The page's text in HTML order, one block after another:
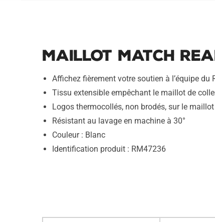
Maillot Match
Affichez fièrement votre soutien à l’équipe
Tissu extensible empêchant le maillot de
Logos thermocollés, non brodés, sur le
Résistant au lavage en machine à 30°
Couleur : Blanc
Identification produit : RM47236